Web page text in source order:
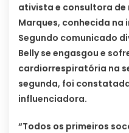
ativista e consultora de
Marques, conhecida na
Segundo comunicado
Belly se engasgou e
cardiorrespiratória na
segunda, foi
influenciadora.
“Todos os primeiros